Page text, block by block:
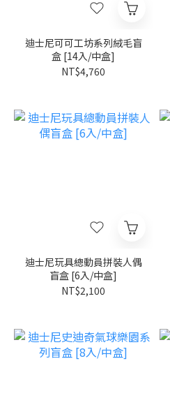
迪士尼可可工坊系列絨毛盲
盒 [14入/中盒]
NT$4,760
迪士尼玩具總動員拼裝人偶
盲盒 [6入/中盒]
NT$2,100